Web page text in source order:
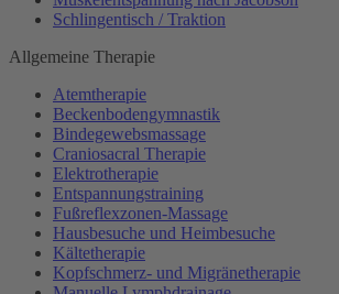
Schlingentisch / Traktion
Allgemeine Therapie
Atemtherapie
Beckenbodengymnastik
Bindegewebsmassage
Craniosacral Therapie
Elektrotherapie
Entspannungstraining
Fußreflexzonen-Massage
Hausbesuche und Heimbesuche
Kältetherapie
Kopfschmerz- und Migränetherapie